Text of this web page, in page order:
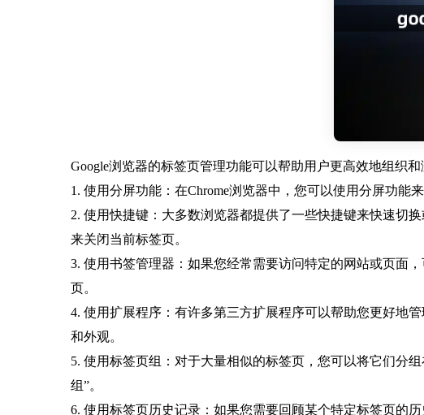
Google浏览器的标签页管理功能可以帮助用户更高效地组织
1. 使用分屏功能：在Chrome浏览器中，您可以使用分屏功能
2. 使用快捷键：大多数浏览器都提供了一些快捷键来快速切
来关闭当前标签页。
3. 使用书签管理器：如果您经常需要访问特定的网站或页面
页。
4. 使用扩展程序：有许多第三方扩展程序可以帮助您更好地
和外观。
5. 使用标签页组：对于大量相似的标签页，您可以将它们分
组”。
6. 使用标签页历史记录：如果您需要回顾某个特定标签页的